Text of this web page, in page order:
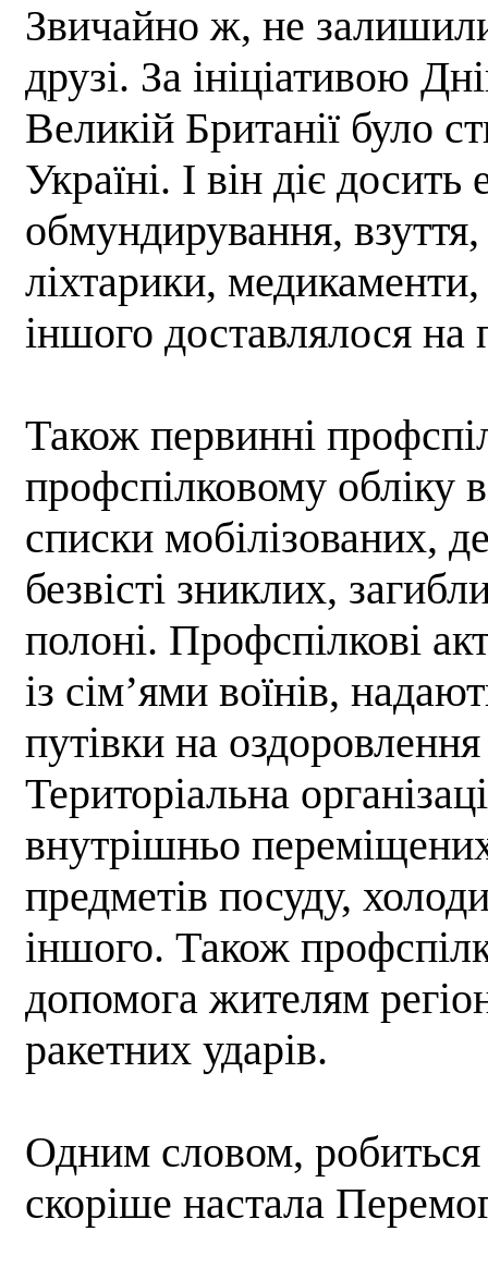
Звичайно ж, не
друзі. За ініціативою
Великій Британії було
Україні. І він діє
обмундирування,
ліхтарики,
іншого доставлялося на
Також первинні
профспілковому обліку
списки мобілізованих,
безвісті зниклих,
полоні. Профспілкові
із сім’ями воїнів,
путівки на
Територіальна
внутрішньо
предметів посуду,
іншого. Також
допомога жителям
ракетних ударів.
Одним словом,
скоріше настала